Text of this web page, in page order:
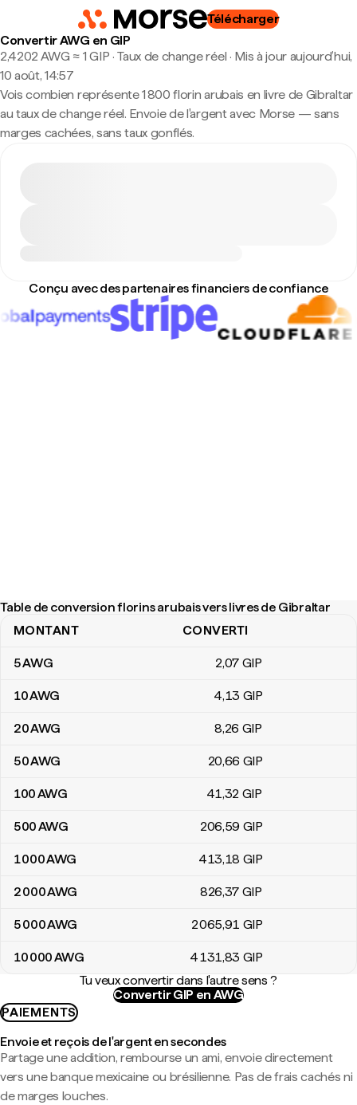
Télécharger
Convertir AWG en GIP
2,4202 AWG ≈ 1 GIP · Taux de change réel · Mis à jour aujourd’hui,
10 août, 14:57
Vois combien représente 1 800 florin arubais en livre de Gibraltar
au taux de change réel. Envoie de l'argent avec Morse — sans
marges cachées, sans taux gonflés.
Conçu avec des partenaires financiers de confiance
Table de conversion florins arubais vers livres de Gibraltar
Table de conversion florins arubais vers livres de Gibraltar
MONTANT CONVERTI
5AWG 2,07 GIP
10AWG 4,13 GIP
20AWG 8,26 GIP
50AWG 20,66 GIP
100AWG 41,32 GIP
500AWG 206,59 GIP
1 000AWG 413,18 GIP
2 000AWG 826,37 GIP
5 000AWG 2 065,91 GIP
10 000AWG 4 131,83 GIP
Tu veux convertir dans l'autre sens ?
Convertir GIP en AWG
PAIEMENTS
Envoie et reçois de l'argent en secondes
Partage une addition, rembourse un ami, envoie directement
vers une banque mexicaine ou brésilienne. Pas de frais cachés ni
de marges louches.